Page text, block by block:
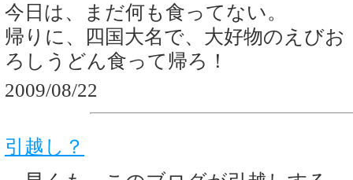
今日は、まだ何も食ってない。
帰りに、四国大名で、大好物のえびお
ろしうどん食って帰ろ！
2009/08/22
引越し？